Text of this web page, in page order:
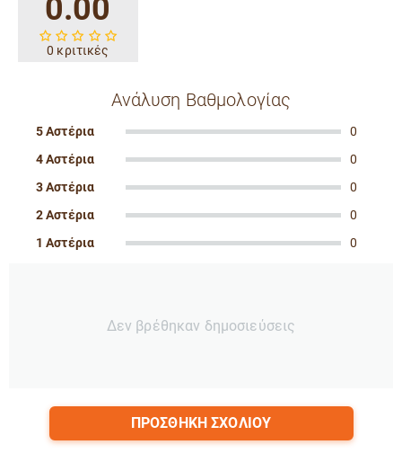
0.00
0 κριτικές
Ανάλυση Βαθμολογίας
5 Αστέρια
0
4 Αστέρια
0
3 Αστέρια
0
2 Αστέρια
0
1 Αστέρια
0
Δεν βρέθηκαν δημοσιεύσεις
ΠΡΟΣΘΉΚΗ ΣΧΟΛΊΟΥ